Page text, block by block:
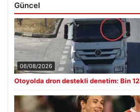
Güncel
06/08/2026
Otoyolda dron destekli denetim: Bin